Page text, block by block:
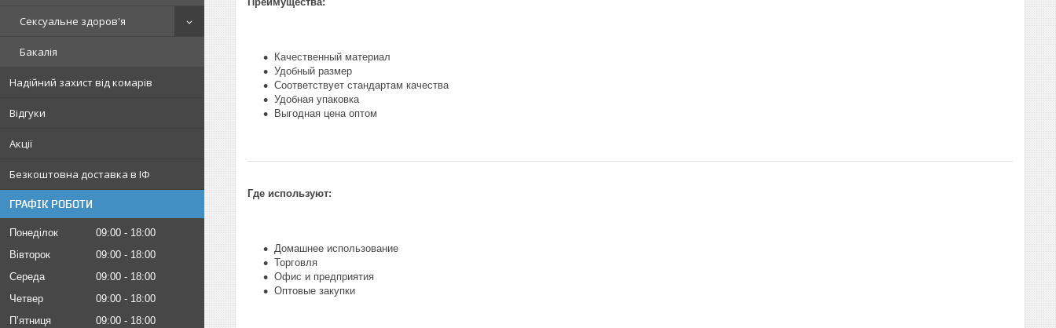
Сексуальне здоров'я
Бакалія
Надійний захист від комарів
Відгуки
Акції
Безкоштовна доставка в ІФ
ГРАФІК РОБОТИ
Понеділок 09:00
18:00
Вівторок
09:00
18:00
Середа
09:00
18:00
Четвер
09:00
18:00
Пʼятниця
09:00
18:00
Качественный материал
Удобный размер
Соответствует стандартам качества
Удобная упаковка
Выгодная цена оптом
Где используют:
Домашнее использование
Торговля
Офис и предприятия
Оптовые закупки